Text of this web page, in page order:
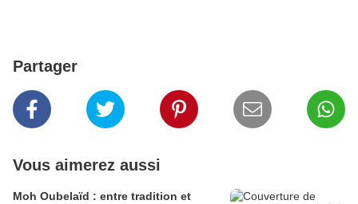
Partager
Vous aimerez aussi
Moh Oubelaïd : entre tradition et